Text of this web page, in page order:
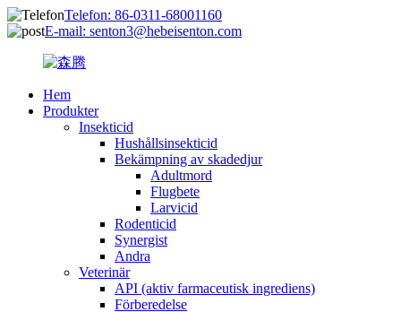
Telefon: 86-0311-68001160
E-mail: senton3@hebeisenton.com
Hem
Produkter
Insekticid
Hushållsinsekticid
Bekämpning av skadedjur
Adultmord
Flugbete
Larvicid
Rodenticid
Synergist
Andra
Veterinär
API (aktiv farmaceutisk ingrediens)
Förberedelse